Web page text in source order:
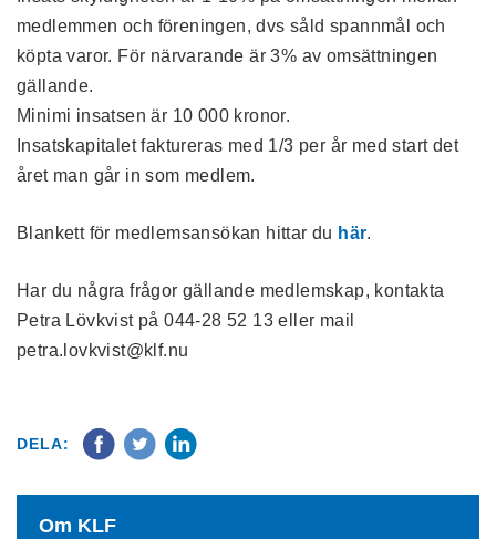
medlemmen och föreningen, dvs såld spannmål och
köpta varor. För närvarande är 3% av omsättningen
gällande.
Minimi insatsen är 10 000 kronor.
Insatskapitalet faktureras med 1/3 per år med start det
året man går in som medlem.
Blankett för medlemsansökan hittar du här.
Har du några frågor gällande medlemskap, kontakta
Petra Lövkvist på 044-28 52 13 eller mail
petra.lovkvist@klf.nu
DELA:
Om KLF